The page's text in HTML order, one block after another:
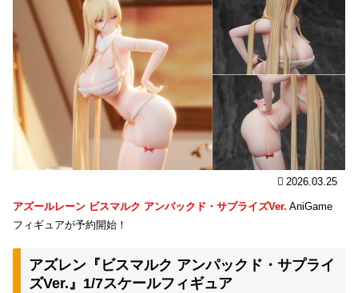
2026.03.25
アズールレーン ビスマルク アンパックド・サプライズVer. AniGame
フィギュアが予約開始！
アズレン『ビスマルク アンパックド・サプライ
ズVer.』1/7スケールフィギュア